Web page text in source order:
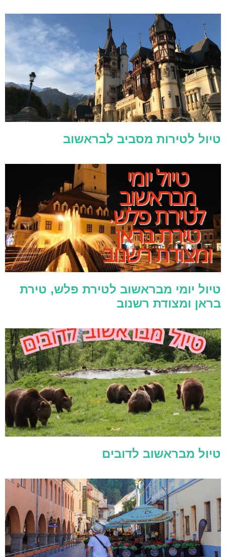
טיול לטירות מסביב לבראשוב
טיול יומי מבראשוב לטירת פלש, טירת
בראן ומצודת רשנוב
טיול מבראשוב לדובים